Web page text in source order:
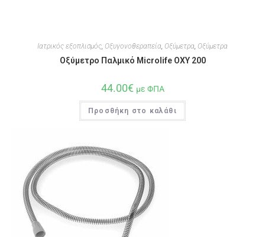
Ιατρικός εξοπλισμός, Οξυγονοθεραπεία, Οξύμετρα, Οξύμετρα
Οξύμετρο Παλμικό Microlife OXY 200
44.00€ με ΦΠΑ
Προσθήκη στο καλάθι